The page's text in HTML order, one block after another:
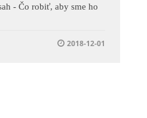
- Čo robiť, aby sme ho
2018-12-01